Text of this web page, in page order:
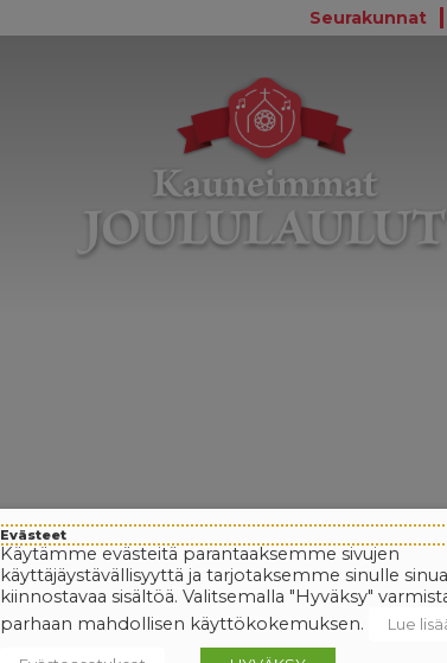
Seurakunnat
Evästeet
Käytämme evästeitä parantaaksemme sivujen
käyttäjäystävällisyyttä ja tarjotaksemme sinulle sinua
kiinnostavaa sisältöä. Valitsemalla "Hyväksy"
parhaan mahdollisen käyttökokemuksen.
Lue